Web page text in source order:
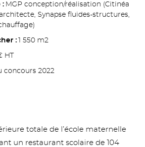
totale de l’école maternelle
un restaurant scolaire de 104
: MGP conception/réalisation (Citinéa
Synapse fluides-structures,
: 1 550 m2
HT
concours 2022